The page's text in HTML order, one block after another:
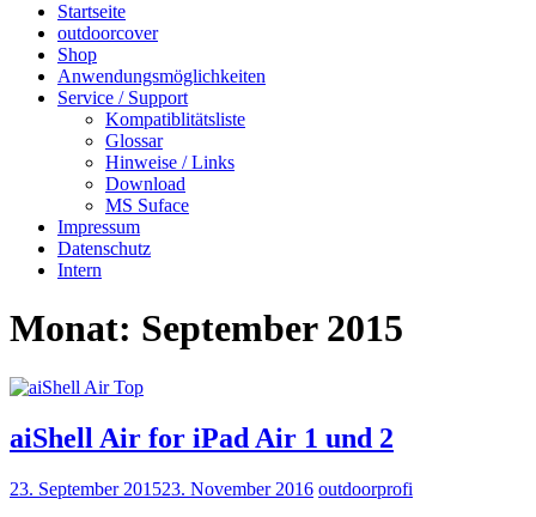
Startseite
outdoorcover
Shop
Anwendungsmöglichkeiten
Service / Support
Kompatiblitätsliste
Glossar
Hinweise / Links
Download
MS Suface
Impressum
Datenschutz
Intern
Monat: September 2015
aiShell Air for iPad Air 1 und 2
23. September 201523. November 2016 outdoorprofi